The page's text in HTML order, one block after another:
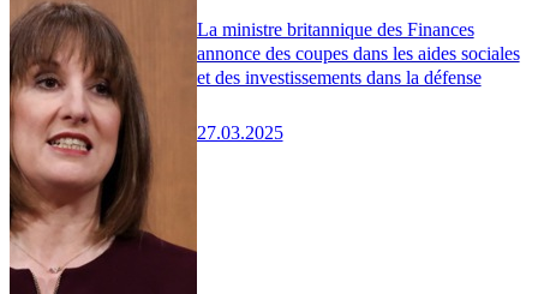
La ministre britannique des Finances
annonce des coupes dans les aides sociales
et des investissements dans la défense
27.03.2025